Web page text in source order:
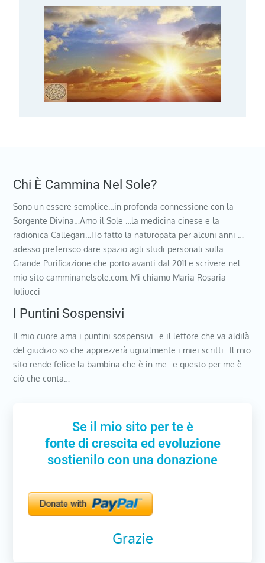
Chi È Cammina Nel Sole?
Sono un essere semplice…in profonda connessione con la
Sorgente Divina…Amo il Sole …la medicina cinese e la
radionica Callegari…Ho fatto la naturopata per alcuni anni …
adesso preferisco dare spazio agli studi personali sulla
Grande Purificazione che porto avanti dal 2011 e scrivere nel
mio sito camminanelsole.com. Mi chiamo Maria Rosaria
Iuliucci
I Puntini Sospensivi
Il mio cuore ama i puntini sospensivi…e il lettore che va aldilà
del giudizio so che apprezzerà ugualmente i miei scritti…Il mio
sito rende felice la bambina che è in me…e questo per me è
ciò che conta…
Se il mio sito per te è
fonte di crescita ed evoluzione
sostienilo con una donazione
Grazie